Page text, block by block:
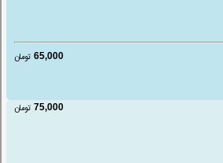
65,000 تومان
75,000 تومان